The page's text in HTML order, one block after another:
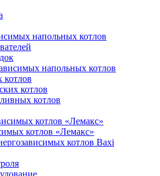
напольных котлов
напольных котлов
котлов
котлов
котлов
котлов «Лемакс»
котлов «Лемакс»
котлов Baxi